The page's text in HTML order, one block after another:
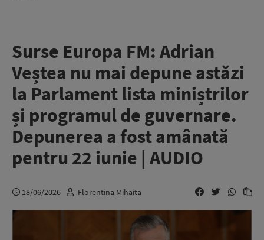
Surse Europa FM: Adrian
Veștea nu mai depune astăzi
la Parlament lista miniștrilor
și programul de guvernare.
Depunerea a fost amânată
pentru 22 iunie | AUDIO
18/06/2026 Florentina Mihaita